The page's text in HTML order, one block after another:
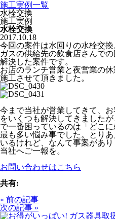
施工実例一覧
水栓交換
施工実例
水栓交換
2017.10.18
今回の案件は水回りの水栓交換
ガスの供給先の飲食店さんで
解決した案件です。
お店のランチ営業と夜営業の
施工させて頂きました。
今まで当社が営業してきて、
をいくつも解決してきました
で一番困っているのは「どこ
最も多い悩み事でした。とりあ
いるけれど、なんて事案があり
当社へご一報を。
お問い合わせはこちら
共有:
« 前の記事
次の記事 »